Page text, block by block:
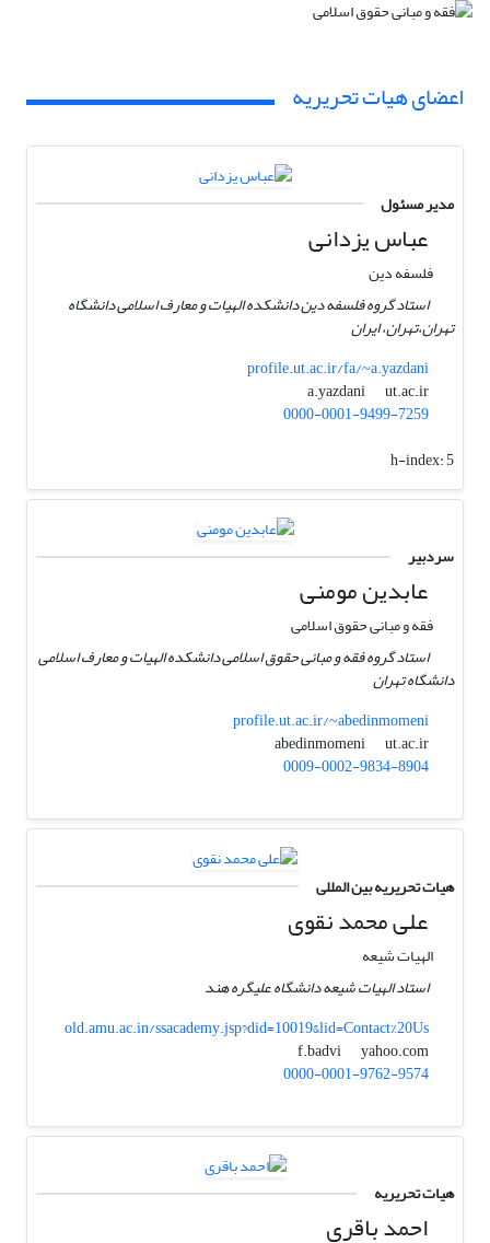
اعضای هیات تحریریه
مدیر مسئول
عباس یزدانی
فلسفه دین
استاد گروه فلسفه دین دانشکده الهیات و معارف اسلامی دانشگاه
تهران،تهران، ایران
profile.ut.ac.ir/fa/~a.yazdani
a.yazdani
ut.ac.ir
0000-0001-9499-7259
h-index:5
سردبیر
عابدین مومنی
فقه و مبانی حقوق اسلامی
استاد گروه فقه و مبانی حقوق اسلامی دانشکده الهیات و معارف اسلامی
دانشگاه تهران
profile.ut.ac.ir/~abedinmomeni
abedinmomeni
ut.ac.ir
0009-0002-9834-8904
هیات تحریریه بین المللی
علی محمد نقوی
الهیات شیعه
استاد الهیات شیعه دانشگاه علیگره هند
old.amu.ac.in/ssacademy.jsp?did=10019&lid=Contact%20Us
f.badvi
yahoo.com
0000-0001-9762-9574
هیات تحریریه
احمد باقری